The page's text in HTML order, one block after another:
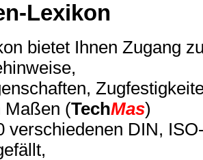
Lexikon
bietet Ihnen Zugang
Maßen (TechMas)
verschiedenen DIN,